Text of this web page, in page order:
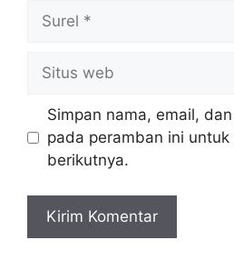
Surel
Situs
web
Simpan nama, email,
pada peramban ini
berikutnya.